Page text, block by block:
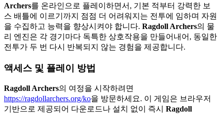
Archers를 온라인으로 플레이하면서, 기본 적부터 강력한 보
스 배틀에 이르기까지 점점 더 어려워지는 전투에 임하며 자원
을 수집하고 능력을 향상시켜야 합니다. Ragdoll Archers의 물
리 엔진은 각 경기마다 독특한 상호작용을 만들어내어, 동일한
전투가 두 번 다시 반복되지 않는 경험을 제공합니다.
액세스 및 플레이 방법
Ragdoll Archers의 여정을 시작하려면
https://ragdollarchers.org/ko을 방문하세요. 이 게임은 브라우저
기반으로 제공되어 다운로드나 설치 없이 즉시 Ragdoll